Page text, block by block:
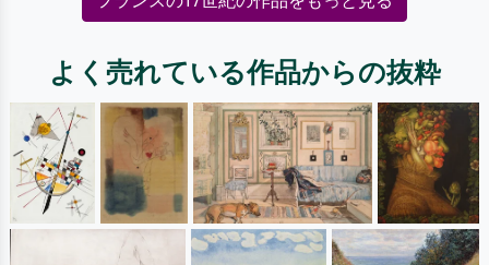
よく売れている作品からの抜粋